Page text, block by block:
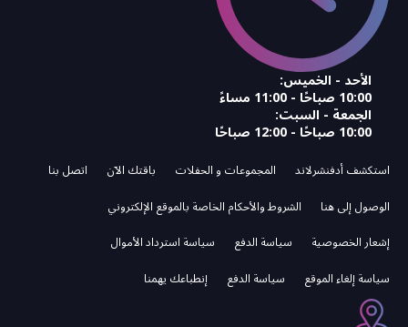
الأحد - الخميس:
10:00 صباحًا - 11:00 مساءً
الجمعة - السبت:
10:00 صباحًا - 12:00 صباحًا
استكشف أدفنشرلاند المجموعات و الحفلات‌ باقتك الآن
اتصل بنا
الوصول إلى هنا
الشروط والأحكام الخاصة بالموقع الإلكتروني
إشعار الخصوصية
سياسة الدفع
سياسة استرداد الأموال
سياسة إلغاء الموقع
سياسة الدفع إنطباعك يهمنا